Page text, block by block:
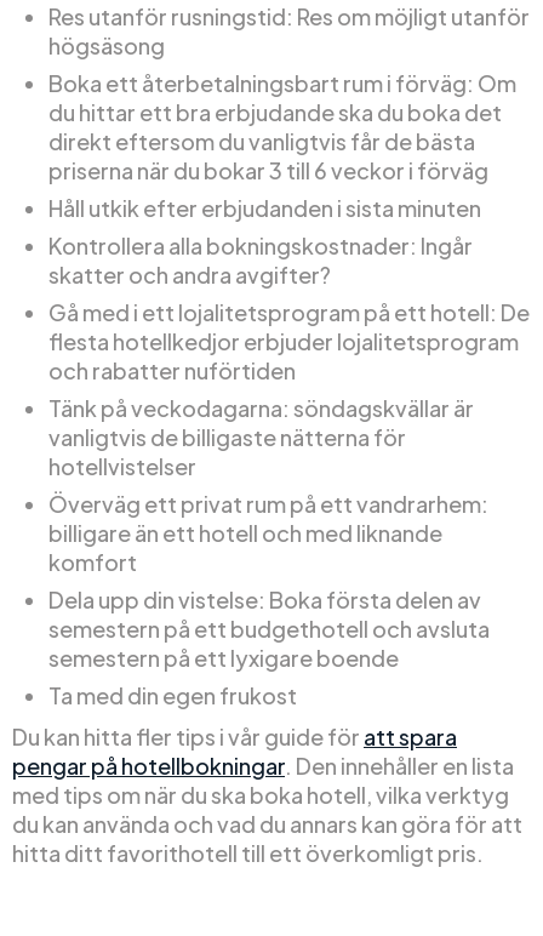
Res utanför rusningstid: Res om möjligt utanför
högsäsong
Boka ett återbetalningsbart rum i förväg: Om
du hittar ett bra erbjudande ska du boka det
direkt eftersom du vanligtvis får de bästa
priserna när du bokar 3 till 6 veckor i förväg
Håll utkik efter erbjudanden i sista minuten
Kontrollera alla bokningskostnader: Ingår
skatter och andra avgifter?
Gå med i ett lojalitetsprogram på ett hotell: De
flesta hotellkedjor erbjuder lojalitetsprogram
och rabatter nuförtiden
Tänk på veckodagarna: söndagskvällar är
vanligtvis de billigaste nätterna för
hotellvistelser
Överväg ett privat rum på ett vandrarhem:
billigare än ett hotell och med liknande
komfort
Dela upp din vistelse: Boka första delen av
semestern på ett budgethotell och avsluta
semestern på ett lyxigare boende
Ta med din egen frukost
Du kan hitta fler tips i vår guide för att spara
pengar på hotellbokningar. Den innehåller en lista
med tips om när du ska boka hotell, vilka verktyg
du kan använda och vad du annars kan göra för att
hitta ditt favorithotell till ett överkomligt pris.